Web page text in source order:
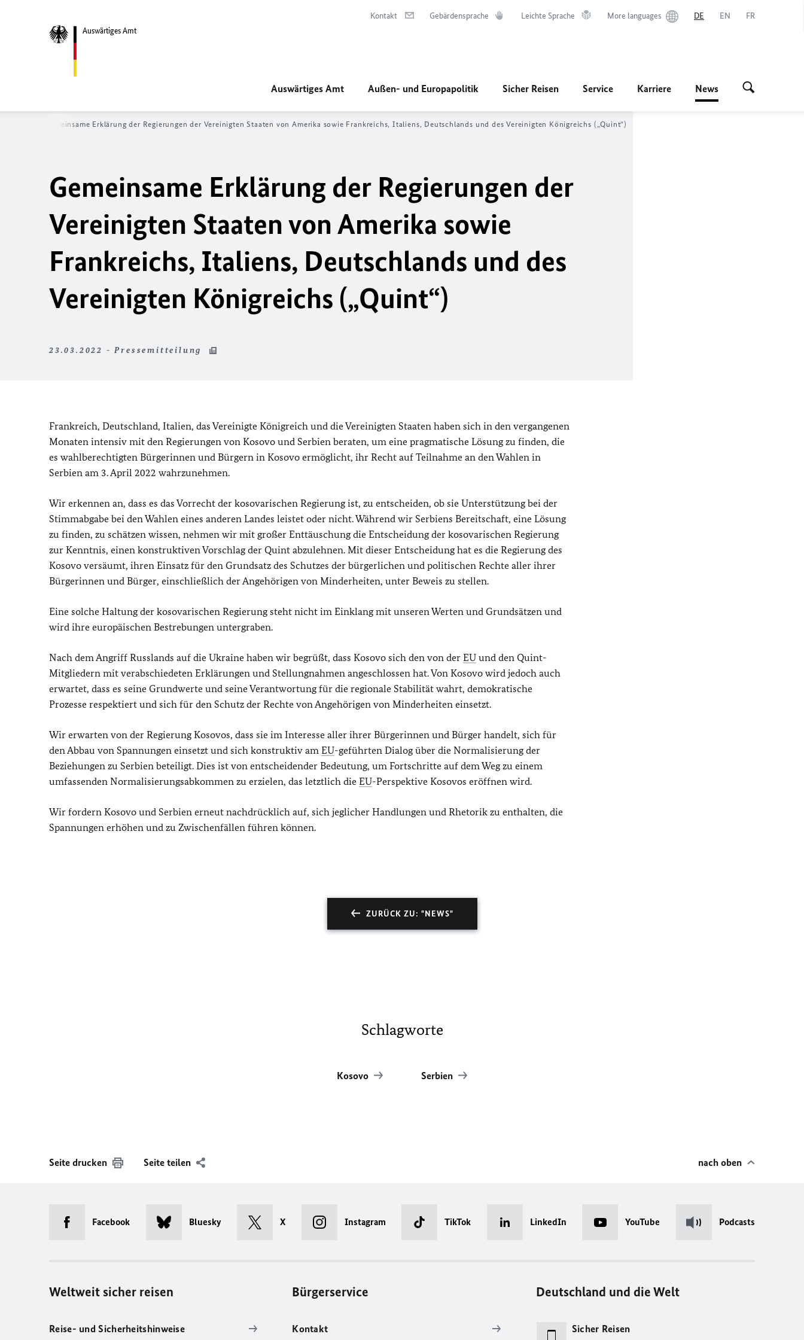
Auswärtiges Amt
Kontakt Gebärdensprache Leichte Sprache More languages DE EN FR
Auswärtiges Amt Außen- und Europapolitik Sicher Reisen Service Karriere News
Gemeinsame Erklärung der Regierungen der Vereinigten Staaten von Amerika sowie Frankreichs, Italiens, Deutschlands und des Vereinigten Königreichs („Quint“)
Gemeinsame Erklärung der Regierungen der
Vereinigten Staaten von Amerika sowie
Frankreichs, Italiens, Deutschlands und des
Vereinigten Königreichs („Quint“)
23.03.2022 - Pressemitteilung
Frankreich, Deutschland, Italien, das Vereinigte Königreich und die Vereinigten Staaten haben sich in den vergangenen
Monaten intensiv mit den Regierungen von Kosovo und Serbien beraten, um eine pragmatische Lösung zu finden, die
es wahlberechtigten Bürgerinnen und Bürgern in Kosovo ermöglicht, ihr Recht auf Teilnahme an den Wahlen in
Serbien am 3. April 2022 wahrzunehmen.
Wir erkennen an, dass es das Vorrecht der kosovarischen Regierung ist, zu entscheiden, ob sie Unterstützung bei der
Stimmabgabe bei den Wahlen eines anderen Landes leistet oder nicht. Während wir Serbiens Bereitschaft, eine Lösung
zu finden, zu schätzen wissen, nehmen wir mit großer Enttäuschung die Entscheidung der kosovarischen Regierung
zur Kenntnis, einen konstruktiven Vorschlag der Quint abzulehnen. Mit dieser Entscheidung hat es die Regierung des
Kosovo versäumt, ihren Einsatz für den Grundsatz des Schutzes der bürgerlichen und politischen Rechte aller ihrer
Bürgerinnen und Bürger, einschließlich der Angehörigen von Minderheiten, unter Beweis zu stellen.
Eine solche Haltung der kosovarischen Regierung steht nicht im Einklang mit unseren Werten und Grundsätzen und
wird ihre europäischen Bestrebungen untergraben.
Nach dem Angriff Russlands auf die Ukraine haben wir begrüßt, dass Kosovo sich den von der EU und den Quint-
Mitgliedern mit verabschiedeten Erklärungen und Stellungnahmen angeschlossen hat. Von Kosovo wird jedoch auch
erwartet, dass es seine Grundwerte und seine Verantwortung für die regionale Stabilität wahrt, demokratische
Prozesse respektiert und sich für den Schutz der Rechte von Angehörigen von Minderheiten einsetzt.
Wir erwarten von der Regierung Kosovos, dass sie im Interesse aller ihrer Bürgerinnen und Bürger handelt, sich für
den Abbau von Spannungen einsetzt und sich konstruktiv am EU-geführten Dialog über die Normalisierung der
Beziehungen zu Serbien beteiligt. Dies ist von entscheidender Bedeutung, um Fortschritte auf dem Weg zu einem
umfassenden Normalisierungsabkommen zu erzielen, das letztlich die EU-Perspektive Kosovos eröffnen wird.
Wir fordern Kosovo und Serbien erneut nachdrücklich auf, sich jeglicher Handlungen und Rhetorik zu enthalten, die
Spannungen erhöhen und zu Zwischenfällen führen können.
ZURÜCK ZU: "NEWS"
Schlagworte
Kosovo Serbien
Seite drucken Seite teilen nach oben
Facebook Bluesky X Instagram TikTok LinkedIn YouTube Podcasts
Weltweit sicher reisen
Reise- und Sicherheitshinweise
Bürgerservice
Kontakt
Deutschland und die Welt
Sicher Reisen